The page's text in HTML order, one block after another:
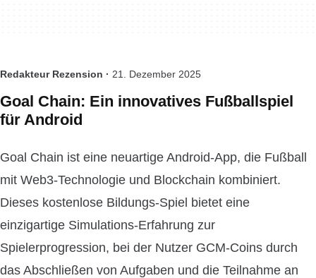
Redakteur Rezension · 21. Dezember 2025
Goal Chain: Ein innovatives Fußballspiel
für Android
Goal Chain ist eine neuartige Android-App, die Fußball
mit Web3-Technologie und Blockchain kombiniert.
Dieses kostenlose Bildungs-Spiel bietet eine
einzigartige Simulations-Erfahrung zur
Spielerprogression, bei der Nutzer GCM-Coins durch
das Abschließen von Aufgaben und die Teilnahme an